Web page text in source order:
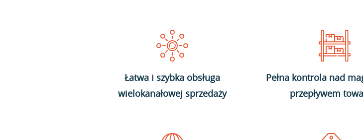
Łatwa i szybka obsługa
wielokanałowej sprzedaży
Pełna kontrola nad
przepływem